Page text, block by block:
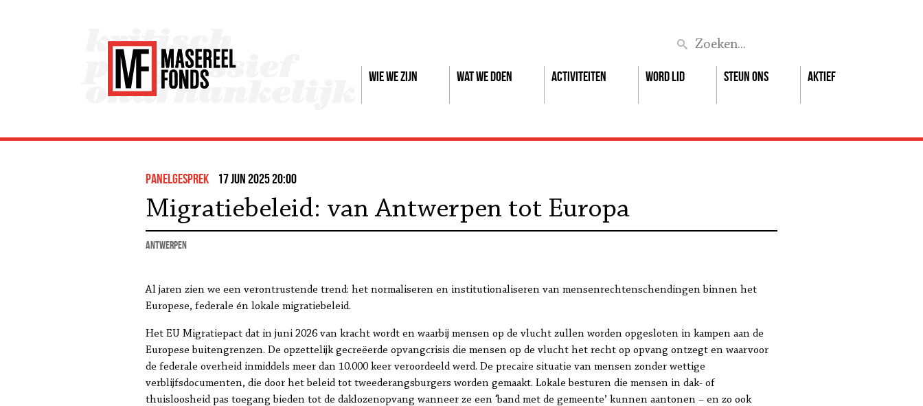
Wie we zijn Wat we doen Activiteiten Word lid Steun ons Aktief
panelgesprek 17 jun 2025 20:00
Migratiebeleid: van Antwerpen tot Europa
Antwerpen
Al jaren zien we een verontrustende trend: het normaliseren en institutionaliseren van mensenrechtenschendingen binnen het
Europese, federale én lokale migratiebeleid.
Het EU Migratiepact dat in juni 2026 van kracht wordt en waarbij mensen op de vlucht zullen worden opgesloten in kampen aan de
Europese buitengrenzen. De opzettelijk gecreëerde opvangcrisis die mensen op de vlucht het recht op opvang ontzegt en waarvoor
de federale overheid inmiddels meer dan 10.000 keer veroordeeld werd. De precaire situatie van mensen zonder wettige
verblijfsdocumenten, die door het beleid tot tweederangsburgers worden gemaakt. Lokale besturen die mensen in dak- of
thuisloosheid pas toegang bieden tot de daklozenopvang wanneer ze een ‘band met de gemeente’ kunnen aantonen – en zo ook